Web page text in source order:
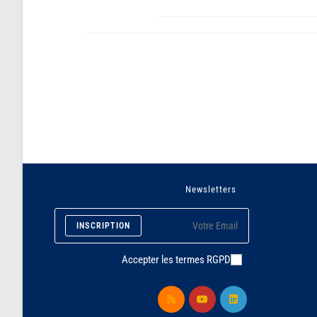
Newsletters
INSCRIPTION
Accepter les termes RGPD